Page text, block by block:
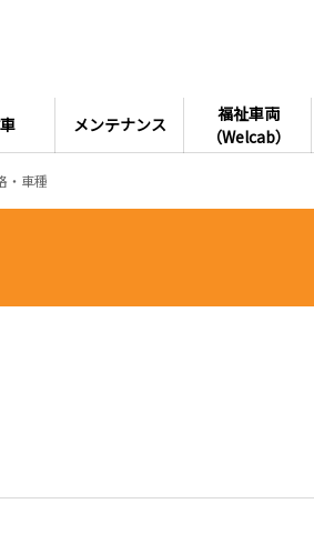
メンテナンス
福祉車両
（Welcab）
・車種